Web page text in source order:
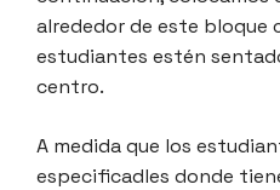
alrededor de este bloque
estudiantes estén
centro.
A medida que los
especificadles donde